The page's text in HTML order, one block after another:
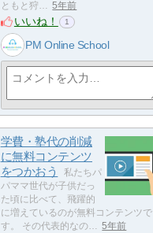
ともと狩…
5年前
いいね！ 1
PM Online School
学費・塾代の削減
に無料コンテンツ
をつかおう
私たちパ
パママ世代が子供だっ
た頃に比べて、飛躍的
に増えているのが無料コンテンツで
す。 その代表的なの…
5年前